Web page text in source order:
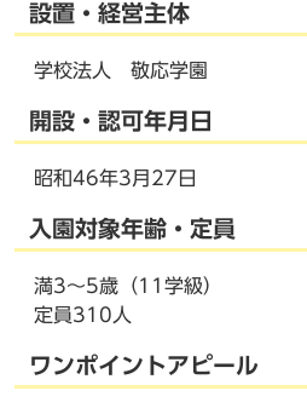
設置・経営主体
学校法人 敬応学園
開設・認可年月日
昭和46年3月27日
入園対象年齢・定員
満3～5歳（11学級）
定員310人
ワンポイントアピール